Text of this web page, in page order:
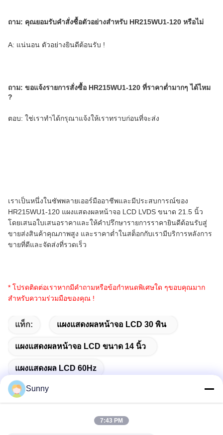
ถาม: คุณยอมรับคำสั่งซื้อตัวอย่างสำหรับ HR215WU1-120 หรือไม่
A: แน่นอน ตัวอย่างยินดีต้อนรับ !
ถาม: ขอแจ้งรายการสั่งซื้อ HR215WU1-120 ที่ราคาต่ำมากๆ ได้ไหม
?
ตอบ: ใช่เราทำได้กรุณาแจ้งให้เราทราบก่อนที่จะส่ง
เราเป็นหนึ่งในซัพพลายเออร์มืออาชีพและมีประสบการณ์ของ
HR215WU1-120 แผงแสดงผลหน้าจอ LCD LVDS ขนาด 21.5 นิ้ว
โดยเสนอใบเสนอราคาและให้คำปรึกษารายการราคายินดีต้อนรับสู่
ขายส่งสินค้าคุณภาพสูง และราคาต่ำในสต็อกกับเรามีบริการหลังการ
ขายที่ดีและจัดส่งที่รวดเร็ว
* โปรดติดต่อเราหากมีคำถามหรือข้อกำหนดพิเศษใด ๆขอบคุณมาก
สำหรับความร่วมมือของคุณ !
แท็ก: แผงแสดงผลหน้าจอ LCD 30 พิน
แผงแสดงผลหน้าจอ LCD ขนาด 14 นิ้ว
แผงแสดงผล LCD 60Hz
Sunny
7:43 PM